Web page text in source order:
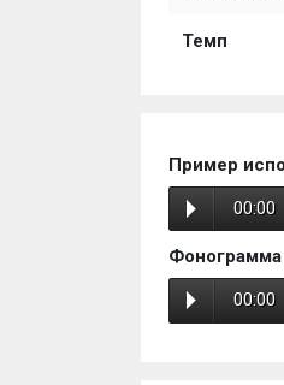
Темп
Пример
00:00
00:00